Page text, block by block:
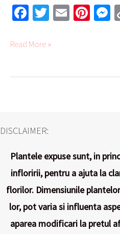
Fa
b
ok
T
tte
E
Pi
t
Read More »
DISCLAIMER:
Plantele expuse sunt, in
infloririi, pentru a ajuta la
florilor. Dimensiunile
lor, pot varia si influenta
aparea modificari la pretul